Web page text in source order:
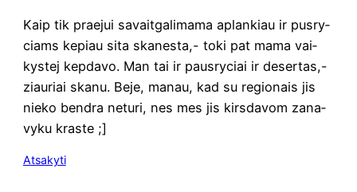
Kaip tik pra­e­jui savait­ga­li­ma­ma aplan­kiau ir pus­ry­
ciams kepiau sita ska­ne­sta,- toki pat mama vai­
kys­tej kep­da­vo. Man tai ir paus­ry­ciai ir deser­tas,-
ziau­riai ska­nu. Beje, manau, kad su regio­nais jis
nie­ko bend­ra netu­ri, nes mes jis kirs­da­vom zana­
vy­ku kraste ;]
Atsakyti